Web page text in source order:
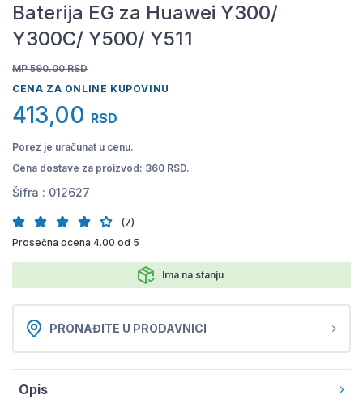
Baterija EG za Huawei Y300/
Y300C/ Y500/ Y511
MP 590.00 RSD
CENA ZA ONLINE KUPOVINU
413,00 RSD
Porez je uračunat u cenu.
Cena dostave za proizvod: 360 RSD.
Šifra : 012627
(7)
Prosečna ocena 4.00 od 5
Ima na stanju
PRONAĐITE U PRODAVNICI
Opis